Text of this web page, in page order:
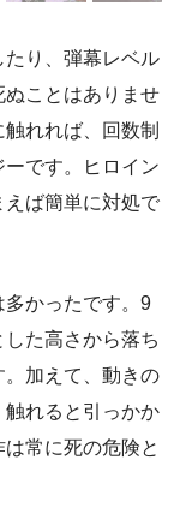
り、弾幕レベル
ことはありませ
れれば、回数制
です。ヒロイン
ば簡単に対処で
かったです。9
た高さから落ち
加えて、動きの
れると引っかか
常に死の危険と